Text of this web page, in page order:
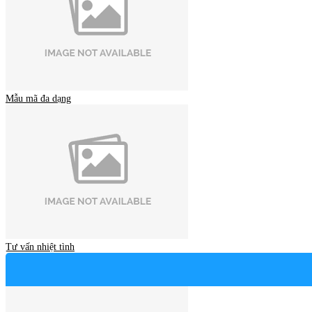
Mẫu mã đa dạng
Tư vấn nhiệt tình